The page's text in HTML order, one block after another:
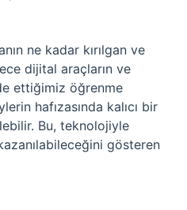
ne kadar kırılgan ve
dijital araçların ve
ettiğimiz öğrenme
hafızasında kalıcı bir
Bu, teknolojiyle
gösteren